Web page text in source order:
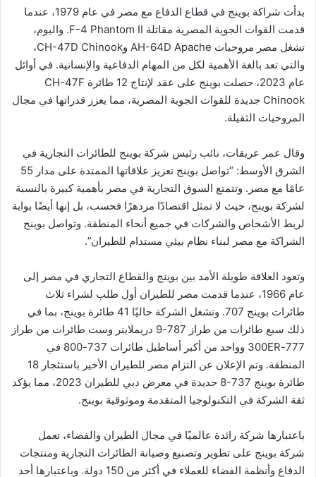
بدأت شراكة بوينج في قطاع الدفاع مع مصر في عام 1979، عندما
قدمت القوات الجوية المصرية مقاتلة F-4 Phantom II. واليوم،
تشغل مصر مروحيات AH-64D Apache وCH-47D Chinook،
والتي تعد بالغة الأهمية لكل من المهام الدفاعية والإنسانية. في أوائل
عام 2023، حصلت بوينج على عقد لإنتاج 12 طائرة CH-47F
Chinook جديدة للقوات الجوية المصرية، مما يعزز قدراتها في مجال
المروحيات الثقيلة.
وقال عمر عريقات، نائب رئيس شركة بوينج للطائرات التجارية في
الشرق الأوسط: “تواصل بوينج تعزيز علاقاتها الممتدة على مدار 55
عامًا مع مصر. وتتمتع السوق التجارية في مصر بأهمية كبيرة بالنسبة
لشركة بوينج، حيث لا تمثل اقتصادًا مزدهرًا فحسب، بل إنها أيضًا بوابة
لربط الأشخاص والشركات في جميع أنحاء المنطقة. وتواصل بوينج
الشراكة مع مصر لبناء نظام بيئي مستدام للطيران”.
وتعود العلاقة طويلة الأمد بين بوينج والقطاع التجاري في مصر إلى
عام 1966، عندما قدمت مصر للطيران أول طلب لشراء ثلاث
طائرات بوينج 707. وتشغل الشركة حاليًا 41 طائرة بوينج، بما في
ذلك سبع طائرات من طراز 787-9 دريملاينر وست طائرات من طراز
777-300ER وواحد من أكبر أساطيل طائرات 737-800 في
المنطقة. وتم الإعلان عن التزام مصر للطيران الأخير باستئجار 18
طائرة بوينج 737-8 جديدة في معرض دبي للطيران 2023، مما يؤكد
ثقة الشركة في التكنولوجيا المتقدمة وموثوقية بوينج.
باعتبارها شركة رائدة عالميًا في مجال الطيران والفضاء، تعمل
شركة بوينج على تطوير وتصنيع وصيانة الطائرات التجارية ومنتجات
الدفاع وأنظمة الفضاء للعملاء في أكثر من 150 دولة. وباعتبارها أحد